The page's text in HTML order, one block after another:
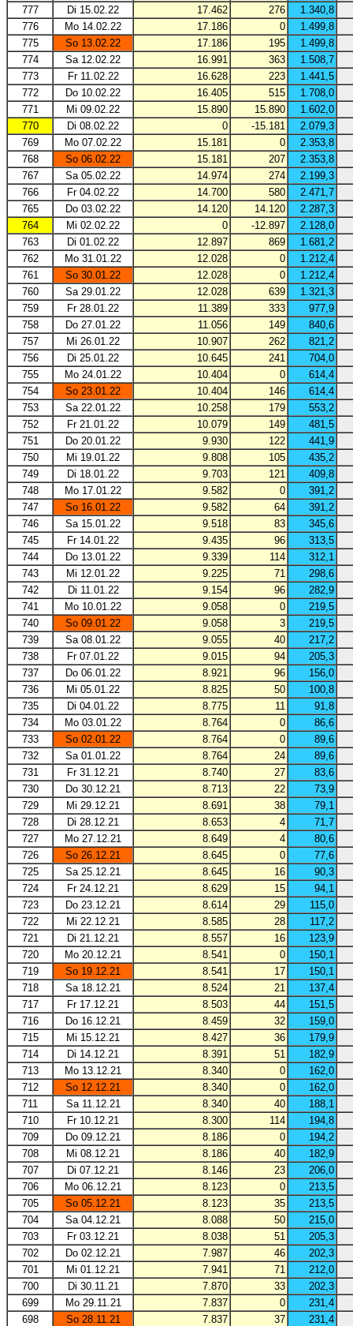
777
Di 15.02.22 17.462 276
1.340,8
776
Mo 14.02.22 17.186 0
1.499,8
775
So 13.02.22 17.186 195
1.499,8
774
Sa 12.02.22 16.991 363
1.508,7
773
Fr 11.02.22 16.628 223
1.441,5
772
Do 10.02.22 16.405 515
1.708,0
771
Mi 09.02.22 15.890 15.890
1.602,0
770
Di 08.02.22 0 -15.181
2.079,3
769
Mo 07.02.22 15.181 0
2.353,8
768
So 06.02.22 15.181 207
2.353,8
767
Sa 05.02.22 14.974 274
2.199,3
766
Fr 04.02.22 14.700 580
2.471,7
765
Do 03.02.22 14.120 14.120
2.287,3
764
Mi 02.02.22 0 -12.897
2.128,0
763
Di 01.02.22 12.897 869
1.681,2
762
Mo 31.01.22 12.028 0
1.212,4
761
So 30.01.22 12.028 0
1.212,4
760
Sa 29.01.22 12.028 639
1.321,3
759
Fr 28.01.22 11.389 333
977,9
758
Do 27.01.22 11.056 149
840,6
757
Mi 26.01.22 10.907 262
821,2
756
Di 25.01.22 10.645 241
704,0
755
Mo 24.01.22 10.404 0
614,4
754
So 23.01.22 10.404 146
614,4
753
Sa 22.01.22 10.258 179
553,2
752
Fr 21.01.22 10.079 149
481,5
751
Do 20.01.22 9.930 122
441,9
750
Mi 19.01.22 9.808 105
435,2
749
Di 18.01.22 9.703 121
409,8
748
Mo 17.01.22 9.582 0
391,2
747
So 16.01.22 9.582 64
391,2
746
Sa 15.01.22 9.518 83
345,6
745
Fr 14.01.22 9.435 96
313,5
744
Do 13.01.22 9.339 114
312,1
743
Mi 12.01.22 9.225 71
298,6
742
Di 11.01.22 9.154 96
282,9
741
Mo 10.01.22 9.058 0
219,5
740
So 09.01.22 9.058 3
219,5
739
Sa 08.01.22 9.055 40
217,2
738
Fr 07.01.22 9.015 94
205,3
737
Do 06.01.22 8.921 96
156,0
736
Mi 05.01.22 8.825 50
100,8
735
Di 04.01.22 8.775 11
91,8
734
Mo 03.01.22 8.764 0
86,6
733
So 02.01.22 8.764 0
89,6
732
Sa 01.01.22 8.764 24
89,6
731
Fr 31.12.21 8.740 27
83,6
730
Do 30.12.21 8.713 22
73,9
729
Mi 29.12.21 8.691 38
79,1
728
Di 28.12.21 8.653 4
71,7
727
Mo 27.12.21 8.649 4
80,6
726
So 26.12.21 8.645 0
77,6
725
Sa 25.12.21 8.645 16
90,3
724
Fr 24.12.21 8.629 15
94,1
723
Do 23.12.21 8.614 29
115,0
722
Mi 22.12.21 8.585 28
117,2
721
Di 21.12.21 8.557 16
123,9
720
Mo 20.12.21 8.541 0
150,1
719
So 19.12.21 8.541 17
150,1
718
Sa 18.12.21 8.524 21
137,4
717
Fr 17.12.21 8.503 44
151,5
716
Do 16.12.21 8.459 32
159,0
715
Mi 15.12.21 8.427 36
179,9
714
Di 14.12.21 8.391 51
182,9
713
Mo 13.12.21 8.340 0
162,0
712
So 12.12.21 8.340 0
162,0
711
Sa 11.12.21 8.340 40
188,1
710
Fr 10.12.21 8.300 114
194,8
709
Do 09.12.21 8.186 0
194,2
708
Mi 08.12.21 8.186 40
182,9
707
Di 07.12.21 8.146 23
206,0
706
Mo 06.12.21 8.123 0
213,5
705
So 05.12.21 8.123 35
213,5
704
Sa 04.12.21 8.088 50
215,0
703
Fr 03.12.21 8.038 51
205,3
702
Do 02.12.21 7.987 46
202,3
701
Mi 01.12.21 7.941 71
212,0
700
Di 30.11.21 7.870 33
202,3
699
Mo 29.11.21 7.837 0
231,4
698
So 28.11.21 7.837 37
231,4